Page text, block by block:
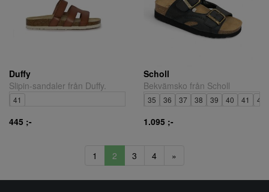
Duffy
Slipin-sandaler från Duffy.
41
445 ;-
Scholl
Bekvämsko från Scholl
35 36 37 38 39 40 41 42
1.095 ;-
1 2 3 4 »